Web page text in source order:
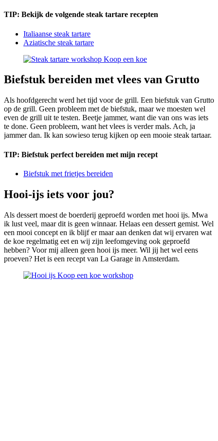
TIP: Bekijk de volgende steak tartare recepten
Italiaanse steak tartare
Aziatische steak tartare
Biefstuk bereiden met vlees van Grutto
Als hoofdgerecht werd het tijd voor de grill. Een biefstuk van Grutto
op de grill. Geen probleem met de biefstuk, maar we moesten wel
even de grill uit te testen. Beetje jammer, want die van ons was iets
te done. Geen probleem, want het vlees is verder mals. Ach, ja
jammer dan. Ik kan sowieso terug kijken op een mooie steak tartaar.
TIP: Biefstuk perfect bereiden met mijn recept
Biefstuk met frietjes bereiden
Hooi-ijs iets voor jou?
Als dessert moest de boerderij geproefd worden met hooi ijs. Mwa
ik lust veel, maar dit is geen winnaar. Helaas een dessert gemist. Wel
een mooi concept en ik blijf er maar aan denken dat wij ervaren wat
de koe regelmatig eet en wij zijn leefomgeving ook geproefd
hebben? Voor mij alleen geen hooi ijs meer. Wil jij het wel eens
proeven? Het is een recept van La Garage in Amsterdam.